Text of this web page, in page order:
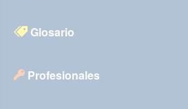
Glosario
Profesionales